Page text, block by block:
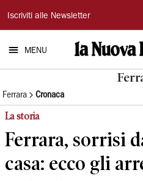
La
Nuova
Ferrara
Iscriviti alle Newsletter
MENU
Ferrara Cronaca
La storia
Ferrara, sorrisi
casa: ecco gli